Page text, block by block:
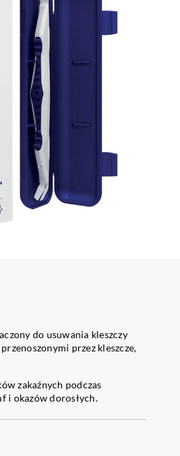
& FLY TRAP
muchy
Profesjonalne)
WASP & FLY TRAP
muchy
do Użytku Domowego)
FOGGER PLUS
biegające i latające
Profesjonalne)
do usuwania kleszczy
przez kleszcze,
zakaźnych podczas
i okazów dorosłych.